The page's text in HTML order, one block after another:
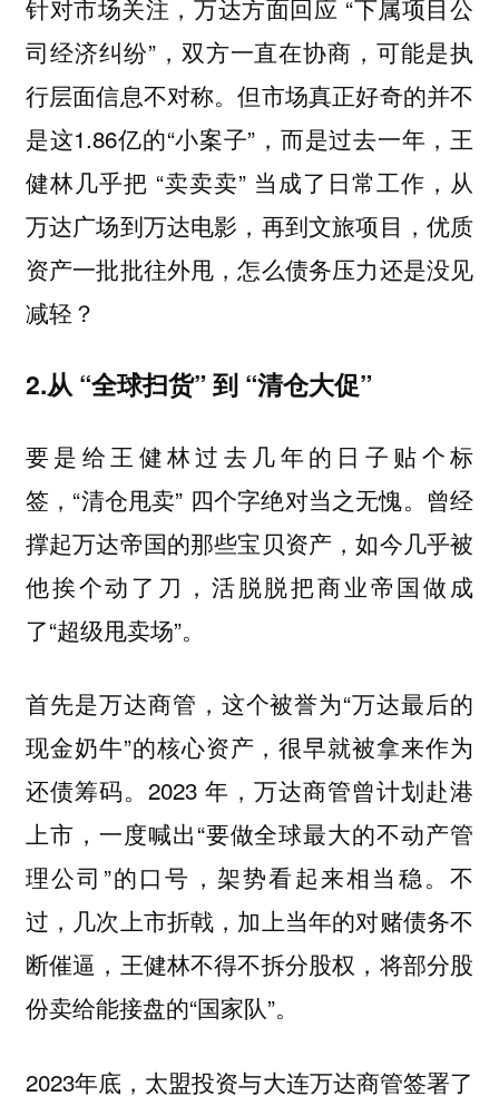
针对市场关注，万达方面回应 “下属项目公
司经济纠纷”，双方一直在协商，可能是执
行层面信息不对称。但市场真正好奇的并不
是这1.86亿的“小案子”，而是过去一年，王
健林几乎把 “卖卖卖” 当成了日常工作，从
万达广场到万达电影，再到文旅项目，优质
资产一批批往外甩，怎么债务压力还是没见
减轻？
2.从 “全球扫货” 到 “清仓大促”
要是给王健林过去几年的日子贴个标
签，“清仓甩卖” 四个字绝对当之无愧。曾经
撑起万达帝国的那些宝贝资产，如今几乎被
他挨个动了刀，活脱脱把商业帝国做成
了“超级甩卖场”。
首先是万达商管 ，这个被誉为“万达最后的
现金奶牛”的核心资产，很早就被拿来作为
还债筹码。2023 年，万达商管曾计划赴港
上市，一度喊出“要做全球最大的不动产管
理公司”的口号，架势看起来相当稳。不
过，几次上市折戟，加上当年的对赌债务不
断催逼，王健林不得不拆分股权，将部分股
份卖给能接盘的“国家队”。
2023年底，太盟投资与大连万达商管签署了